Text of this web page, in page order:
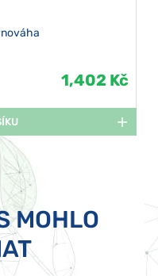
1,402 Kč
MOHLO